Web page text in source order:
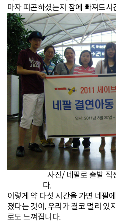
마자 피곤하셨는지 잠에 빠져드
사진/ 네팔로 출발 직
다.
이렇게 약 다섯 시간을 가면 네팔
졌다는 것이, 우리가 결코 멀리 있
로도 느껴집니다.